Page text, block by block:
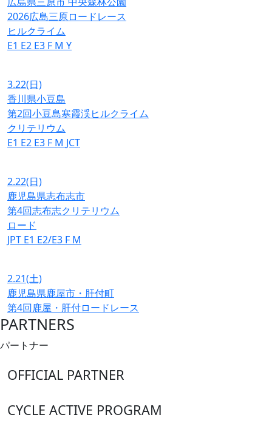
2026広島三原ロードレース
ヒルクライム
E1 E2 E3 F M Y
3.22(日)
香川県小豆島
第2回小豆島寒霞渓ヒルクライム
クリテリウム
E1 E2 E3 F M JCT
2.22(日)
鹿児島県志布志市
第4回志布志クリテリウム
ロード
JPT E1 E2/E3 F M
2.21(土)
鹿児島県鹿屋市・肝付町
第4回鹿屋・肝付ロードレース
PARTNERS
パートナー
OFFICIAL PARTNER
CYCLE ACTIVE PROGRAM